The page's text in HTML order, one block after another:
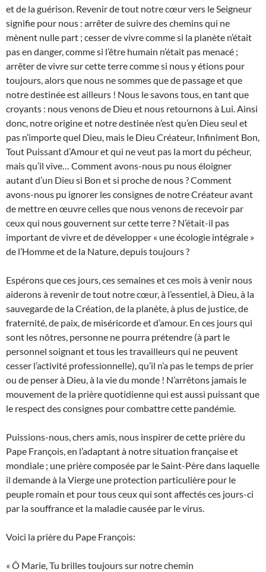
et de la guérison. Revenir de tout notre cœur vers le Seigneur
signifie pour nous : arrêter de suivre des chemins qui ne
mènent nulle part ; cesser de vivre comme si la planète n’était
pas en danger, comme si l’être humain n’était pas menacé ;
arrêter de vivre sur cette terre comme si nous y étions pour
toujours, alors que nous ne sommes que de passage et que
notre destinée est ailleurs ! Nous le savons tous, en tant que
croyants : nous venons de Dieu et nous retournons à Lui. Ainsi
donc, notre origine et notre destinée n’est qu’en Dieu seul et
pas n’importe quel Dieu, mais le Dieu Créateur, Infiniment Bon,
Tout Puissant d’Amour et qui ne veut pas la mort du pécheur,
mais qu’il vive… Comment avons-nous pu nous éloigner
autant d’un Dieu si Bon et si proche de nous ? Comment
avons-nous pu ignorer les consignes de notre Créateur avant
de mettre en œuvre celles que nous venons de recevoir par
ceux qui nous gouvernent sur cette terre ? N’était-il pas
important de vivre et de développer « une écologie intégrale »
de l’Homme et de la Nature, depuis toujours ?
Espérons que ces jours, ces semaines et ces mois à venir nous
aiderons à revenir de tout notre cœur, à l’essentiel, à Dieu, à la
sauvegarde de la Création, de la planète, à plus de justice, de
fraternité, de paix, de miséricorde et d’amour. En ces jours qui
sont les nôtres, personne ne pourra prétendre (à part le
personnel soignant et tous les travailleurs qui ne peuvent
cesser l’activité professionnelle), qu’il n’a pas le temps de prier
ou de penser à Dieu, à la vie du monde ! N’arrêtons jamais le
mouvement de la prière quotidienne qui est aussi puissant que
le respect des consignes pour combattre cette pandémie.
Puissions-nous, chers amis, nous inspirer de cette prière du
Pape François, en l’adaptant à notre situation française et
mondiale ; une prière composée par le Saint-Père dans laquelle
il demande à la Vierge une protection particulière pour le
peuple romain et pour tous ceux qui sont affectés ces jours-ci
par la souffrance et la maladie causée par le virus.
Voici la prière du Pape François:
« Ô Marie, Tu brilles toujours sur notre chemin